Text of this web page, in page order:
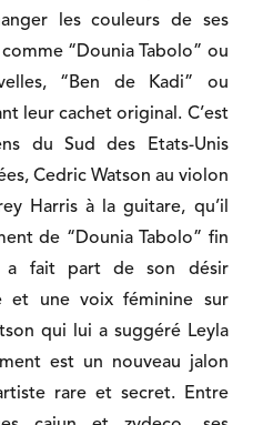
les couleurs de ses
“Dounia Tabolo” ou
“Ben de Kadi” ou
leur cachet original. C’est
du Sud des Etats-Unis
Cedric Watson au violon
Harris à la guitare, qu’il
de “Dounia Tabolo” fin
a fait part de son désir
et une voix féminine sur
qui lui a suggéré Leyla
est un nouveau jalon
rare et secret. Entre